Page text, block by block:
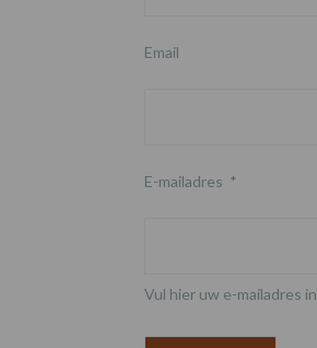
Email
E-mailadres *
Vul hier uw e-mailadres in